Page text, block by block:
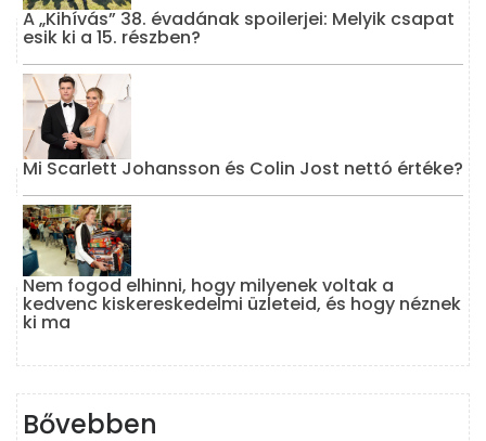
A „Kihívás” 38. évadának spoilerjei: Melyik csapat
esik ki a 15. részben?
Mi Scarlett Johansson és Colin Jost nettó értéke?
Nem fogod elhinni, hogy milyenek voltak a
kedvenc kiskereskedelmi üzleteid, és hogy néznek
ki ma
Bővebben